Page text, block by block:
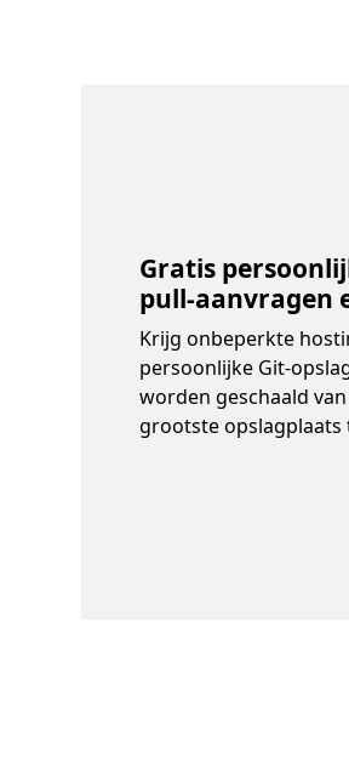
Gratis
pull-aanvragen
Krijg onbeperkte
persoonlijke Git-
worden geschaald
grootste opslagplaats